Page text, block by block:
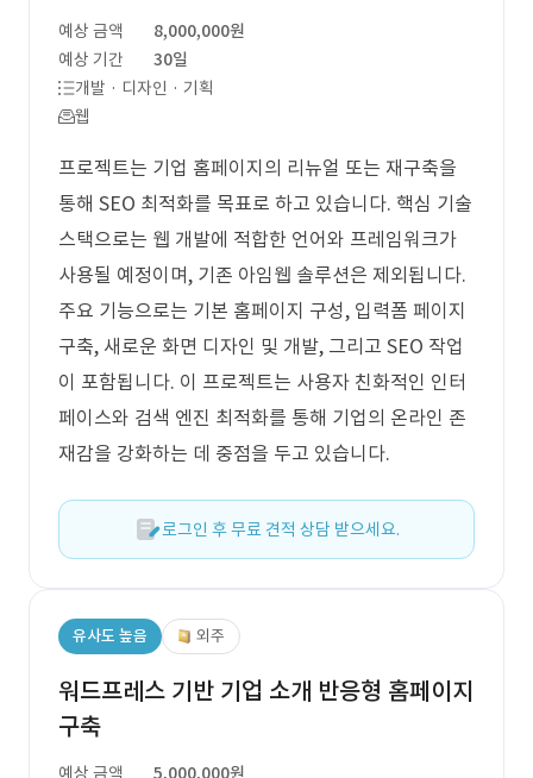
예상 금액
8,000,000원
예상 기간
30일
개발 · 디자인 · 기획
웹
프로젝트는 기업 홈페이지의 리뉴얼 또는 재구축을
통해 SEO 최적화를 목표로 하고 있습니다. 핵심 기술
스택으로는 웹 개발에 적합한 언어와 프레임워크가
사용될 예정이며, 기존 아임웹 솔루션은 제외됩니다.
주요 기능으로는 기본 홈페이지 구성, 입력폼 페이지
구축, 새로운 화면 디자인 및 개발, 그리고 SEO 작업
이 포함됩니다. 이 프로젝트는 사용자 친화적인 인터
페이스와 검색 엔진 최적화를 통해 기업의 온라인 존
재감을 강화하는 데 중점을 두고 있습니다.
로그인 후 무료 견적 상담 받으세요.
유사도 높음 외주
워드프레스 기반 기업 소개 반응형 홈페이지
구축
예상 금액
5,000,000원